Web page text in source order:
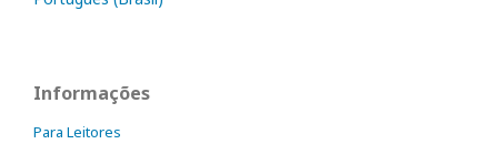
Informações
Para Leitores